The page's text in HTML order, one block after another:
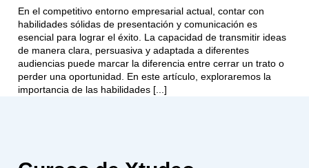
En el competitivo entorno empresarial actual, contar con
habilidades sólidas de presentación y comunicación es
esencial para lograr el éxito. La capacidad de transmitir ideas
de manera clara, persuasiva y adaptada a diferentes
audiencias puede marcar la diferencia entre cerrar un trato o
perder una oportunidad. En este artículo, exploraremos la
importancia de las habilidades [...]